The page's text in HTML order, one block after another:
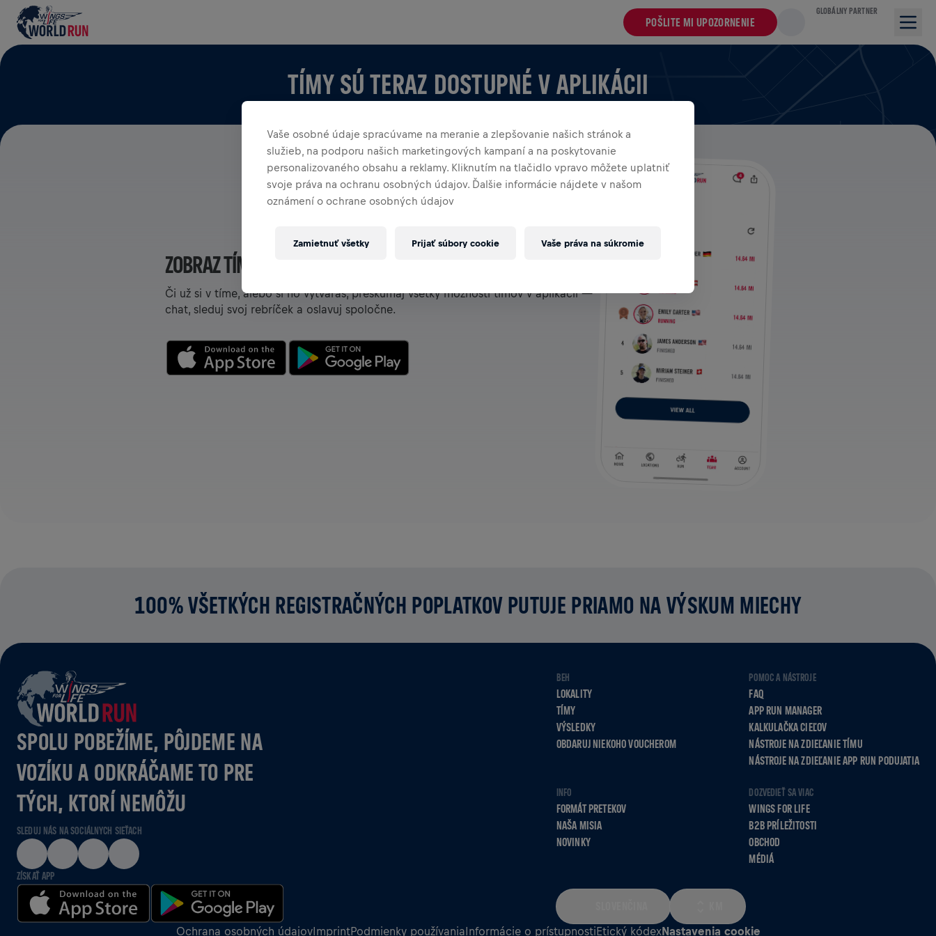
POŠLITE MI UPOZORNENIE
GLOBÁLNY PARTNER
TÍMY SÚ TERAZ DOSTUPNÉ V APLIKÁCII
ZOBRAZ TÍMY V APLIKÁCII
Či už si v tíme, alebo si ho vytváraš, preskúmaj všetky možnosti tímov v aplikácii —
chat, sleduj svoj rebríček a oslavuj spoločne.
100% VŠETKÝCH REGISTRAČNÝCH POPLATKOV PUTUJE PRIAMO NA VÝSKUM MIECHY
SPOLU POBEŽÍME, PÔJDEME NA
VOZÍKU A ODKRÁČAME TO PRE
TÝCH, KTORÍ NEMÔŽU
SLEDUJ NÁS NA SOCIÁLNYCH SIEŤACH
ZÍSKAŤ APP
BEH
LOKALITY
TÍMY
VÝSLEDKY
OBDARUJ NIEKOHO VOUCHEROM
POMOC A NÁSTROJE
FAQ
APP RUN MANAGER
KALKULAČKA CIEĽOV
NÁSTROJE NA ZDIEĽANIE TÍMU
NÁSTROJE NA ZDIEĽANIE APP RUN PODUJATIA
INFO
FORMÁT PRETEKOV
NAŠA MISIA
NOVINKY
DOZVEDIEŤ SA VIAC
WINGS FOR LIFE
B2B PRÍLEŽITOSTI
OBCHOD
MÉDIÁ
Ochrana osobných údajovImprintPodmienky používaniaInformácie o prístupnostiEtický kódexNastavenia cookie
Vaše osobné údaje spracúvame na meranie a zlepšovanie našich stránok a
služieb, na podporu našich marketingových kampaní a na poskytovanie
personalizovaného obsahu a reklamy. Kliknutím na tlačidlo vpravo môžete uplatniť
svoje práva na ochranu osobných údajov. Ďalšie informácie nájdete v našom
oznámení o ochrane osobných údajov
Vaše práva na súkromie
Zamietnuť všetky Prijať súbory cookie